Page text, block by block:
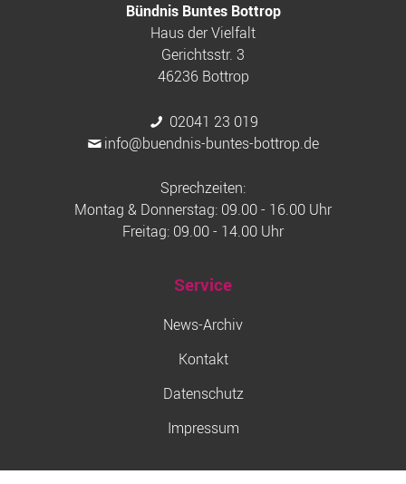
Bündnis Buntes Bottrop
Haus der Vielfalt
Gerichtsstr. 3
46236 Bottrop
02041 23 019
info@buendnis-buntes-bottrop.de
Sprechzeiten:
Montag & Donnerstag: 09.00 - 16.00 Uhr
Freitag: 09.00 - 14.00 Uhr
Service
News-Archiv
Kontakt
Datenschutz
Impressum